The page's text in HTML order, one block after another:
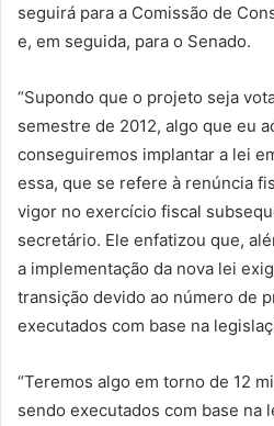
seguirá para a Comissão de
e, em seguida, para o Senado.
“Supondo que o projeto seja
semestre de 2012, algo que eu
conseguiremos implantar a lei
essa, que se refere à renúncia
vigor no exercício fiscal
secretário. Ele enfatizou que,
a implementação da nova lei
transição devido ao número de
executados com base na
“Teremos algo em torno de 12
sendo executados com base na